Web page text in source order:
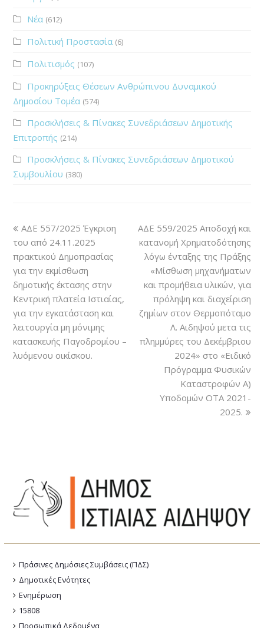
Νέα (612)
Πολιτική Προστασία (6)
Πολιτισμός (107)
Προκηρύξεις Θέσεων Ανθρώπινου Δυναμικού
Δημοσίου Τομέα (574)
Προσκλήσεις & Πίνακες Συνεδριάσεων Δημοτικής
Επιτροπής (214)
Προσκλήσεις & Πίνακες Συνεδριάσεων Δημοτικού
Συμβουλίου (380)
ΑΔΕ 557/2025 Έγκριση
του από 24.11.2025
πρακτικού Δημοπρασίας
για την εκμίσθωση
δημοτικής έκτασης στην
Κεντρική πλατεία Ιστιαίας,
για την εγκατάσταση και
λειτουργία μη μόνιμης
κατασκευής Παγοδρομίου –
λυόμενου οικίσκου.
ΑΔΕ 559/2025 Αποδοχή και
κατανομή Χρηματοδότησης
λόγω ένταξης της Πράξης
«Μίσθωση μηχανήματων
και προμήθεια υλικών, για
πρόληψη και διαχείριση
ζημίων στον Θερμοπόταμο
Λ. Αιδηψού μετα τις
πλημμύρες του Δεκέμβριου
2024» στο «Ειδικό
Πρόγραμμα Φυσικών
Καταστροφών Α)
Υποδομών ΟTA 2021-
2025.
Πράσινες Δημόσιες Συμβάσεις (ΠΔΣ)
Δημοτικές Ενότητες
Ενημέρωση
15808
Προσωπικά Δεδομένα